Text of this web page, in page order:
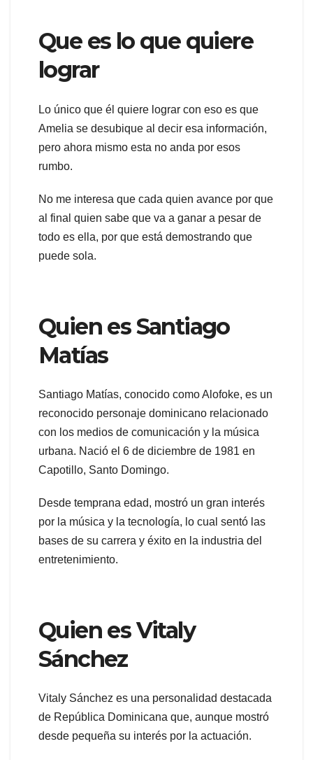
Que es lo que quiere
lograr
Lo único que él quiere lograr con eso es que
Amelia se desubique al decir esa información,
pero ahora mismo esta no anda por esos
rumbo.
No me interesa que cada quien avance por que
al final quien sabe que va a ganar a pesar de
todo es ella, por que está demostrando que
puede sola.
Quien es Santiago
Matías
Santiago Matías, conocido como Alofoke, es un
reconocido personaje dominicano relacionado
con los medios de comunicación y la música
urbana. Nació el 6 de diciembre de 1981 en
Capotillo, Santo Domingo.
Desde temprana edad, mostró un gran interés
por la música y la tecnología, lo cual sentó las
bases de su carrera y éxito en la industria del
entretenimiento.
Quien es Vitaly
Sánchez
Vitaly Sánchez es una personalidad destacada
de República Dominicana que, aunque mostró
desde pequeña su interés por la actuación.